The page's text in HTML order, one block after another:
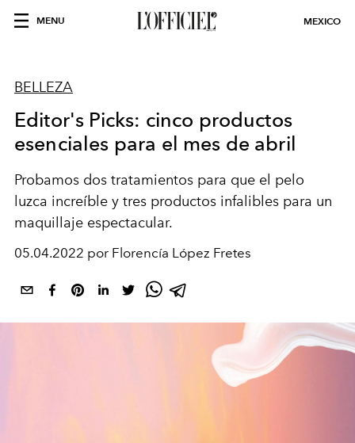
MENU MEXICO
BELLEZA
Editor's Picks: cinco productos
esenciales para el mes de abril
Probamos dos tratamientos para que el pelo
luzca increíble y tres productos infalibles para un
maquillaje espectacular.
05.04.2022 por Florencía López Fretes